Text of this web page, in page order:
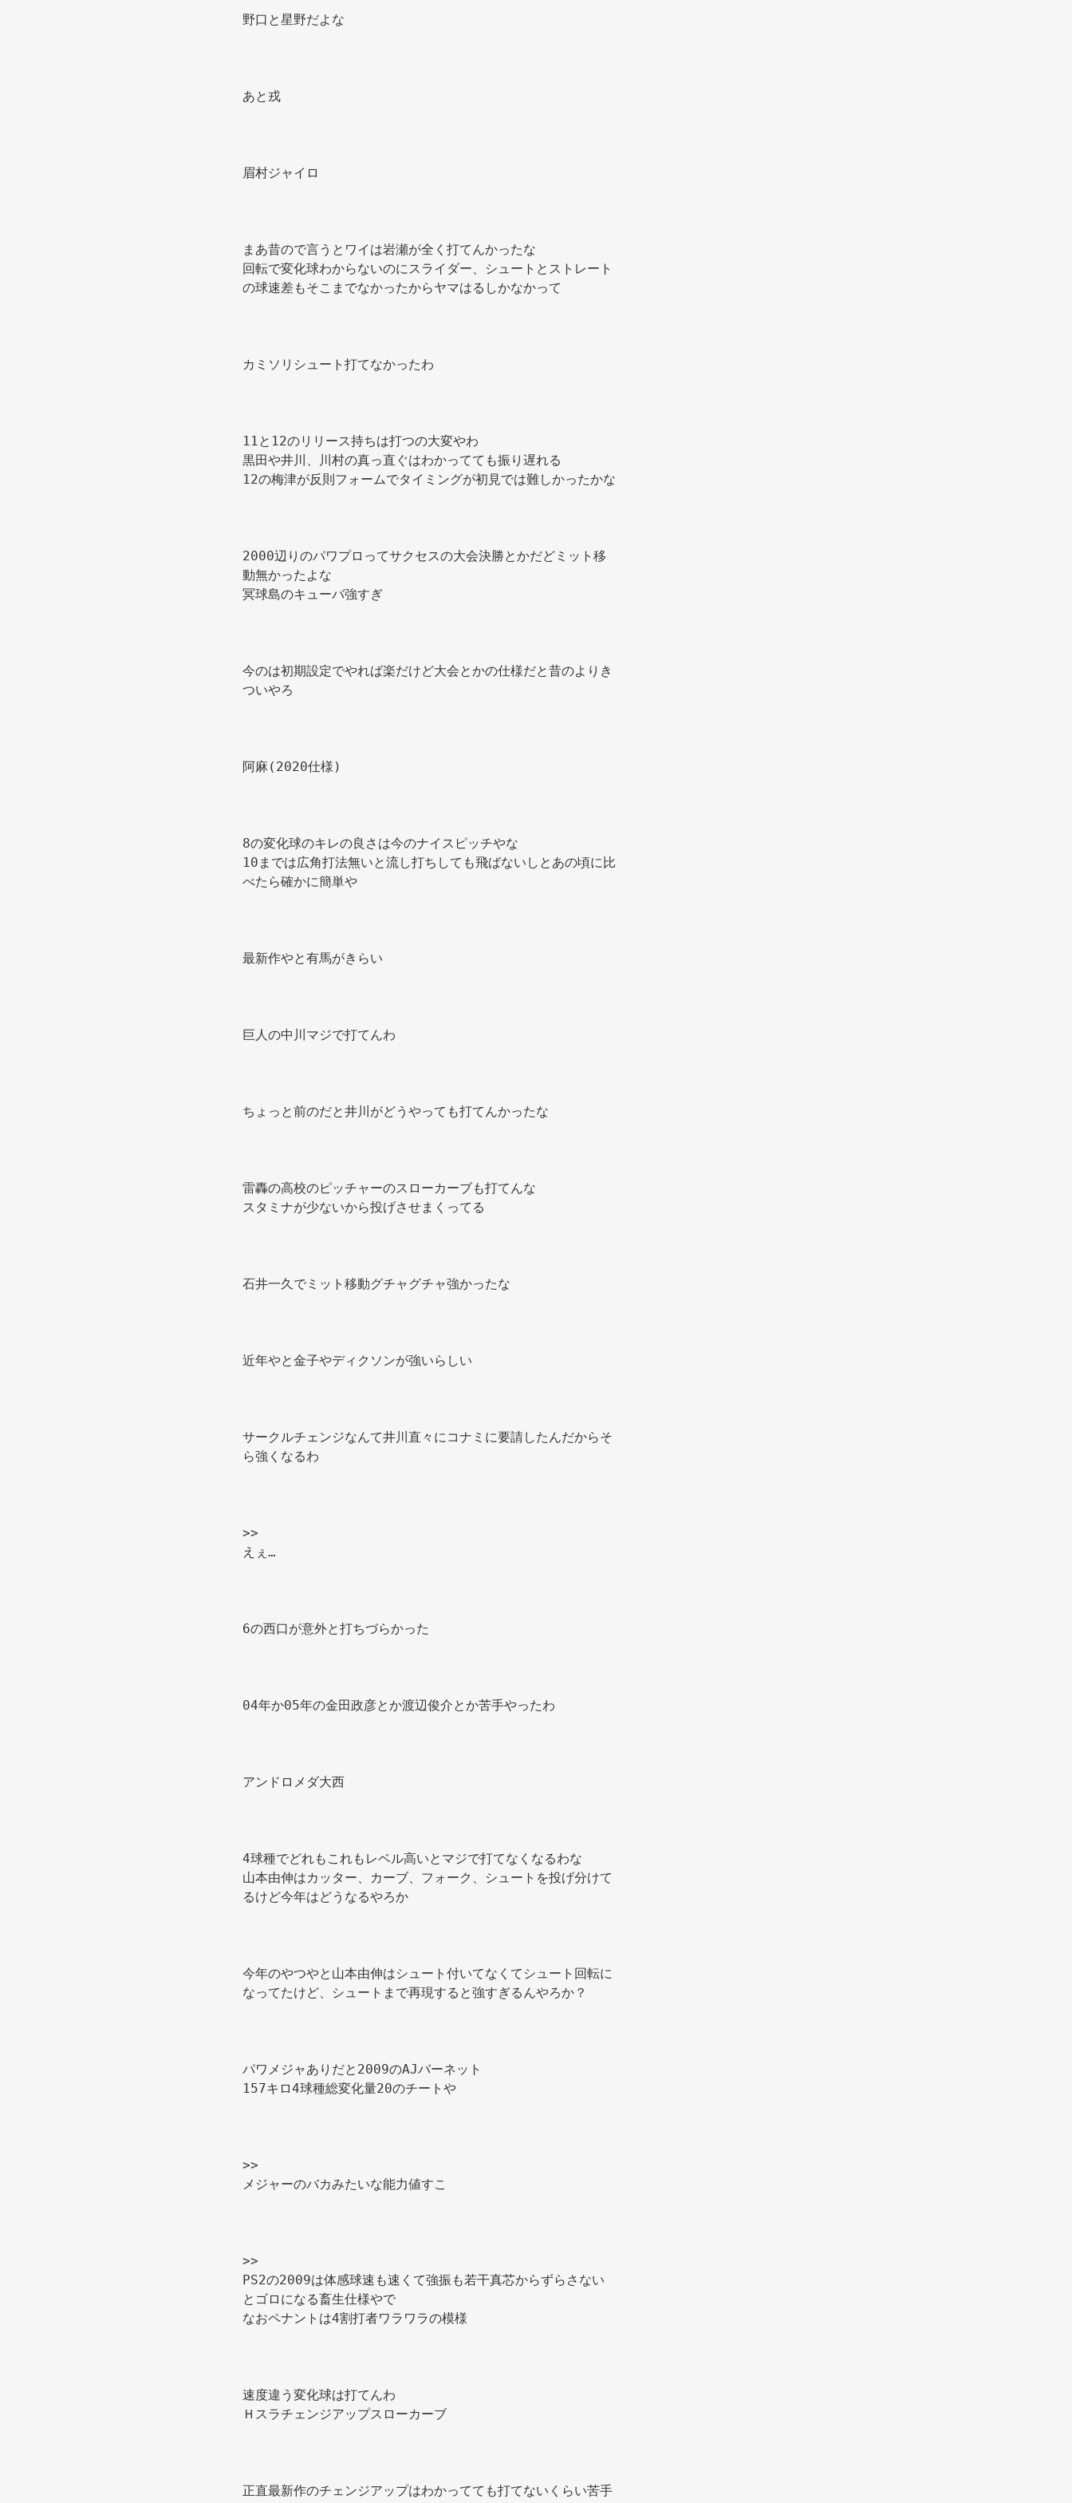
野口と星野だよな
あと戎
眉村ジャイロ
まあ昔ので言うとワイは岩瀬が全く打てんかったな
回転で変化球わからないのにスライダー、シュートとストレート
の球速差もそこまでなかったからヤマはるしかなかって
カミソリシュート打てなかったわ
11と12のリリース持ちは打つの大変やわ
黒田や井川、川村の真っ直ぐはわかってても振り遅れる
12の梅津が反則フォームでタイミングが初見では難しかったかな
2000辺りのパワプロってサクセスの大会決勝とかだどミット移
動無かったよな
冥球島のキューバ強すぎ
今のは初期設定でやれば楽だけど大会とかの仕様だと昔のよりき
ついやろ
阿麻(2020仕様)
8の変化球のキレの良さは今のナイスピッチやな
10までは広角打法無いと流し打ちしても飛ばないしとあの頃に比
べたら確かに簡単や
最新作やと有馬がきらい
巨人の中川マジで打てんわ
ちょっと前のだと井川がどうやっても打てんかったな
雷轟の高校のピッチャーのスローカーブも打てんな
スタミナが少ないから投げさせまくってる
石井一久でミット移動グチャグチャ強かったな
近年やと金子やディクソンが強いらしい
サークルチェンジなんて井川直々にコナミに要請したんだからそ
ら強くなるわ
>>
えぇ…
6の西口が意外と打ちづらかった
04年か05年の金田政彦とか渡辺俊介とか苦手やったわ
アンドロメダ大西
4球種でどれもこれもレベル高いとマジで打てなくなるわな
山本由伸はカッター、カーブ、フォーク、シュートを投げ分けて
るけど今年はどうなるやろか
今年のやつやと山本由伸はシュート付いてなくてシュート回転に
なってたけど、シュートまで再現すると強すぎるんやろか？
パワメジャありだと2009のAJバーネット
157キロ4球種総変化量20のチートや
>>
メジャーのバカみたいな能力値すこ
>>
PS2の2009は体感球速も速くて強振も若干真芯からずらさない
とゴロになる畜生仕様やで
なおペナントは4割打者ワラワラの模様
速度違う変化球は打てんわ
Ｈスラチェンジアップスローカーブ
正直最新作のチェンジアップはわかってても打てないくらい苦手